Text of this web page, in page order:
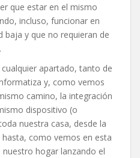
que estar en el mismo
incluso, funcionar en
baja y que no requieran de
apartado, tanto de
y, como vemos
camino, la integración
dispositivo (o
nuestra casa, desde la
como vemos en esta
hogar lanzando el